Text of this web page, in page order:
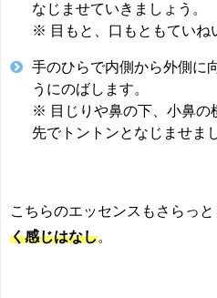
なじませていきましょう。
※ 目もと、口もともていね
手のひらで内側から外側に
うにのばします。
※ 目じりや鼻の下、小鼻の
先でトントンとなじませま
こちらのエッセンスもさらっ
く感じはなし